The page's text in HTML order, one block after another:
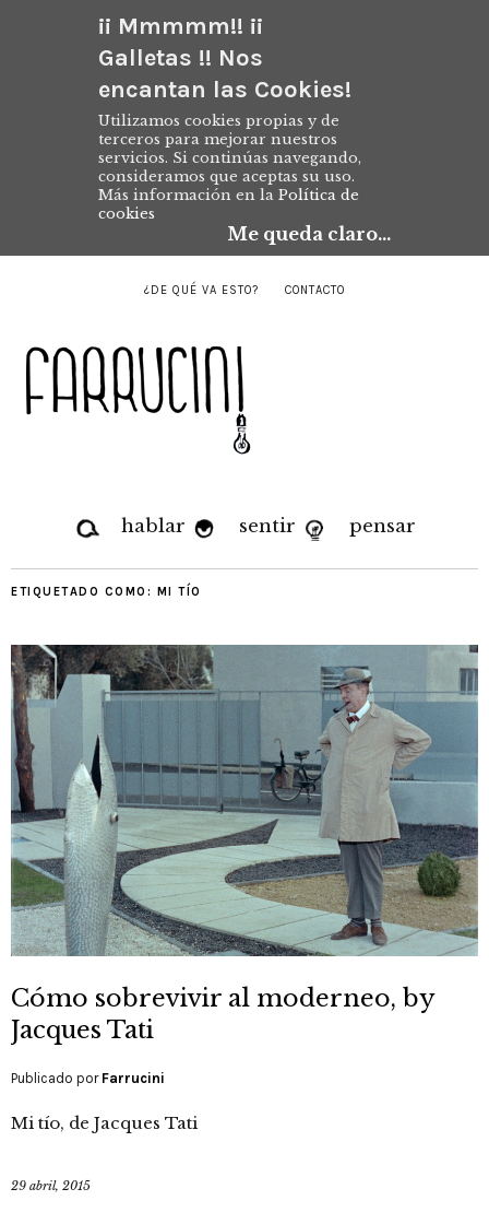
¡¡ Mmmmm!! ¡¡
Galletas !! Nos
encantan las Cookies!
Utilizamos cookies propias y de
terceros para mejorar nuestros
servicios. Si continúas navegando,
consideramos que aceptas su uso.
Más información en la Política de
cookies
Me queda claro...
¿DE QUÉ VA ESTO? CONTACTO
hablar sentir pensar
ETIQUETADO COMO: MI TÍO
Cómo sobrevivir al moderneo, by
Jacques Tati
Publicado por Farrucini
Mi tío, de Jacques Tati
29 abril, 2015